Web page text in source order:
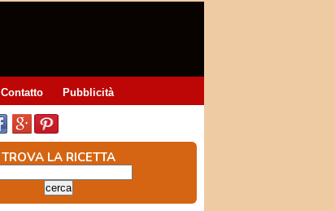
Contatto Pubblicità
TROVA LA RICETTA